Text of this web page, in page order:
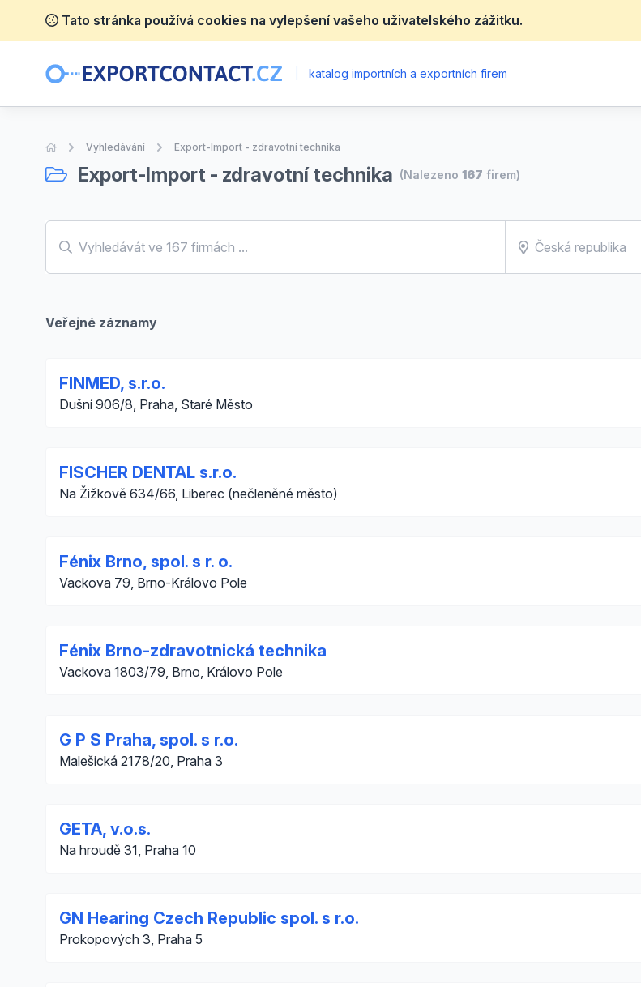
Tato stránka používá cookies na vylepšení vašeho uživatelského zážitku.
katalog importních a exportních firem
Úvodní stránka
Vyhledávání Export-Import - zdravotní technika
Export-Import - zdravotní technika (Nalezeno 167 firem)
Veřejné záznamy
FINMED, s.r.o.
Dušní 906/8, Praha, Staré Město
FISCHER DENTAL s.r.o.
Na Žižkově 634/66, Liberec (nečleněné město)
Fénix Brno, spol. s r. o.
Vackova 79, Brno-Královo Pole
Fénix Brno-zdravotnická technika
Vackova 1803/79, Brno, Královo Pole
G P S Praha, spol. s r.o.
Malešická 2178/20, Praha 3
GETA, v.o.s.
Na hroudě 31, Praha 10
GN Hearing Czech Republic spol. s r.o.
Prokopových 3, Praha 5